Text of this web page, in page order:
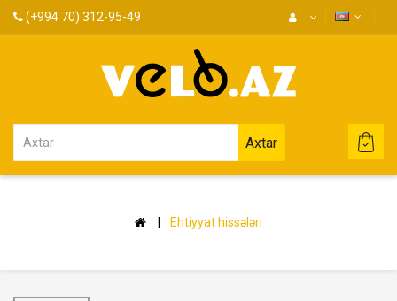
(+994 70) 312-95-49
Axtar
Ehtiyyat hissələri